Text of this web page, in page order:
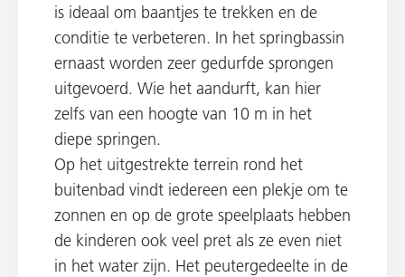
is ideaal om baantjes te trekken en de
conditie te verbeteren. In het springbassin
ernaast worden zeer gedurfde sprongen
uitgevoerd. Wie het aandurft, kan hier
zelfs van een hoogte van 10 m in het
diepe springen.
Op het uitgestrekte terrein rond het
buitenbad vindt iedereen een plekje om te
zonnen en op de grote speelplaats hebben
de kinderen ook veel pret als ze even niet
in het water zijn. Het peutergedeelte in de